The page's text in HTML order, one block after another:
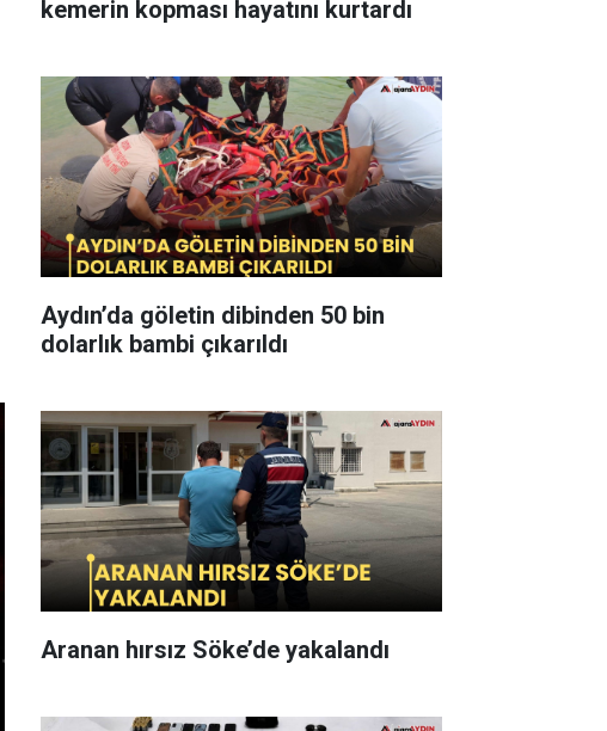
kemerin kopması hayatını kurtardı
Aydın’da göletin dibinden 50 bin
dolarlık bambi çıkarıldı
Aranan hırsız Söke’de yakalandı